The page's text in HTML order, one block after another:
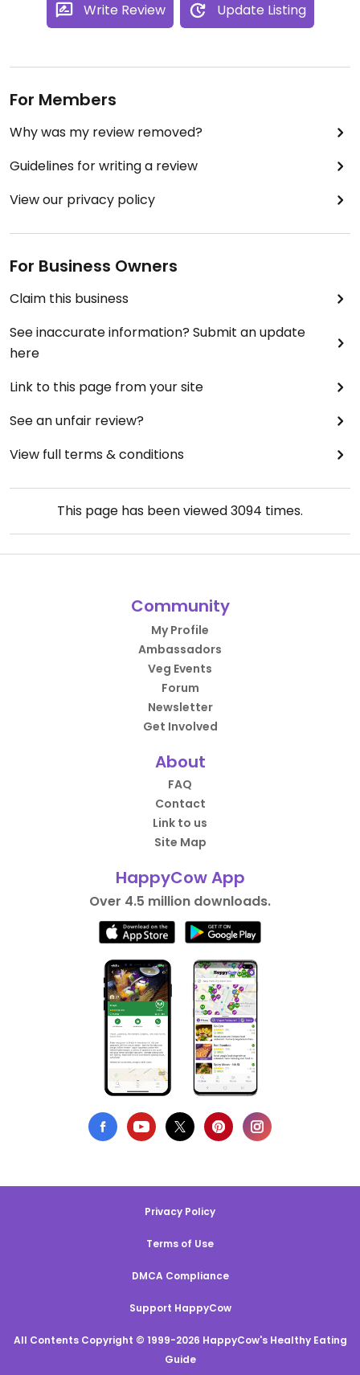
Write Review Update Listing
For Members
Why was my review removed?
Guidelines for writing a review
View our privacy policy
For Business Owners
Claim this business
See inaccurate information? Submit an update
here
Link to this page from your site
See an unfair review?
View full terms & conditions
This page has been viewed3094 times.
Community
My Profile
Ambassadors
Veg Events
Forum
Newsletter
Get Involved
About
FAQ
Contact
Link to us
Site Map
HappyCow App
Over 4.5 million downloads.
Privacy Policy
Terms of Use
DMCA Compliance
Support HappyCow
All Contents Copyright © 1999-2026 HappyCow's Healthy Eating
Guide